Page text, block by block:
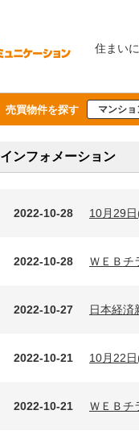
住まい
売買物件を探す マンショ
インフォメーション
2022-10-28 10月29
2022-10-28 ＷＥＢチ
2022-10-27 日本経済
2022-10-21 10月22
2022-10-21 ＷＥＢチ